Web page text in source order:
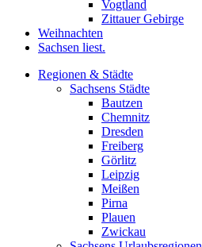
Vogtland
Zittauer Gebirge
Weihnachten
Sachsen liest.
Regionen & Städte
Sachsens Städte
Bautzen
Chemnitz
Dresden
Freiberg
Görlitz
Leipzig
Meißen
Pirna
Plauen
Zwickau